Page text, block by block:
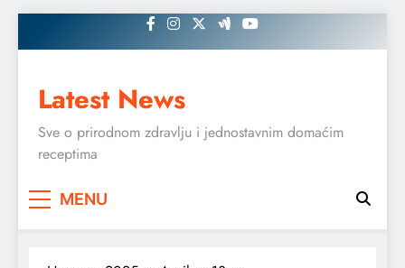
to
Latest News
Sve o prirodnom zdravlju i jednostavnim domaćim
receptima
MENU